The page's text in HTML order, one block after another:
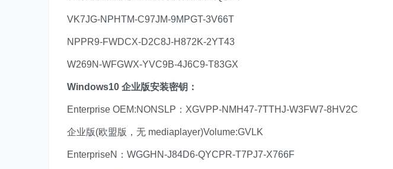
VK7JG-NPHTM-C97JM-9MPGT-3V66T
NPPR9-FWDCX-D2C8J-H872K-2YT43
W269N-WFGWX-YVC9B-4J6C9-T83GX
Windows10 企业版安装密钥：
Enterprise OEM:NONSLP：XGVPP-NMH47-7TTHJ-W3FW7-8HV2C
企业版(欧盟版，无 mediaplayer)Volume:GVLK
EnterpriseN：WGGHN-J84D6-QYCPR-T7PJ7-X766F